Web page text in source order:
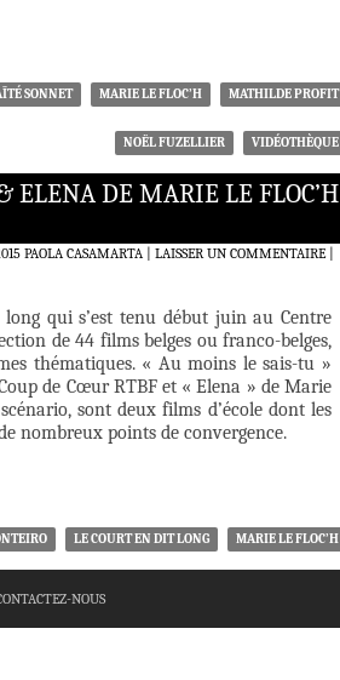
SONNET MARIE LE FLOC’H MATHILDE PROFIT
NOËL FUZELLIER VIDÉOTHÈQUE
ELENA DE MARIE LE FLOC’H
PAOLA CASAMARTA LAISSER UN COMMENTAIRE|
qui s’est tenu début juin au Centre
de 44 films belges ou franco-belges,
thématiques. « Au moins le sais-tu »
de Cœur RTBF et « Elena » de Marie
sont deux films d’école dont les
nombreux points de convergence.
LE COURT EN DIT LONG MARIE LE FLOC’H
NOUS